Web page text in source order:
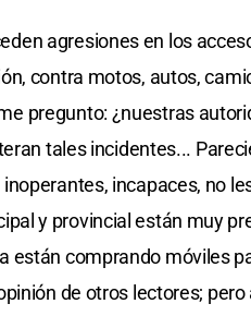
agresiones en los
contra motos, autos,
pregunto: ¿nuestras
tales incidentes...
incapaces, no
y provincial están muy
están comprando móviles
de otros lectores;